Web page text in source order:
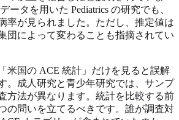
ータを用いた Pediatrics の研究でも、
率が見られました。ただし、推定値は
団によって変わることも指摘されてい
米国の ACE 統計」だけを見ると誤解
。成人研究と青少年研究では、サンプ
方法が異なります。統計を比較する前
の問いを立てるべきです。誰が調査対